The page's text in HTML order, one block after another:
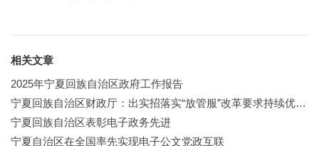
相关文章
2025年宁夏回族自治区政府工作报告
宁夏回族自治区财政厅：出实招落实“放管服”改革要求持续优化营商环境
宁夏回族自治区表彰电子政务先进
宁夏自治区在全国率先实现电子公文党政互联